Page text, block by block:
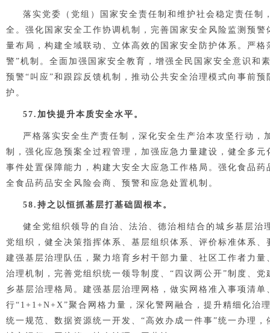
落实党委（党组）国家安全责任制和维护社会稳定责任
全。强化国家安全工作协调机制，完善国家安全风险监测预
量布局，构建全域联动、立体高效的国家安全防护体系。严
警”机制。全面加强国家安全教育，增强全民国家安全意识和
预警“叫应”和跟踪反馈机制，推动公共安全治理模式向事前
护。
57.加快提升本质安全水平。
严格落实安全生产责任制，深化安全生产治本攻坚行动
制，强化应急预案全过程管理，加强应急力量建设，健全多
事件处置保障能力，构建大安全大应急工作格局。强化食品药
全食品药品安全风险会商、预警和应急处置机制。
58.持之以恒抓基层打基础固根本。
健全党组织领导的自治、法治、德治相结合的城乡基层
党组织，健全决策指挥体系、基层组织体系、评价标准体系
建强基层治理队伍，聚力培育乡村干部力量、社区工作者力
治理机制，完善党组织统一领导制度、“四议两公开”制度、
乡基层治理格局。建强基层治理网格，做实网格准入事项清
行“1+1+N+X”聚合网格力量，深化警网融合，提升精细化治
统一规范、数据资源统一开发、“高效办成一件事”统一办理